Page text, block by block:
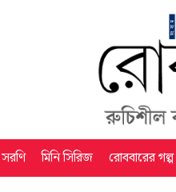
সরণি মিনি সিরিজ রোববারের গল্প